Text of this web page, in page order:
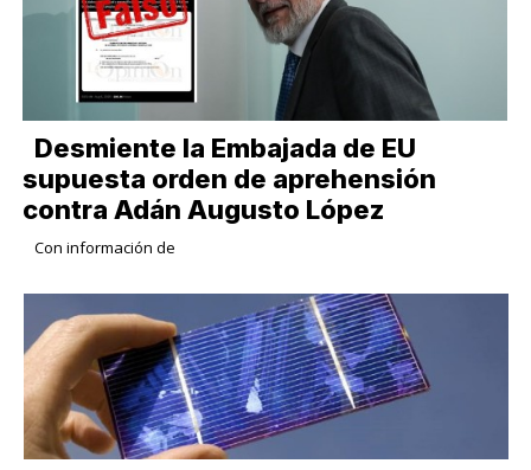
Desmiente la Embajada de EU
supuesta orden de aprehensión
contra Adán Augusto López
Con información de